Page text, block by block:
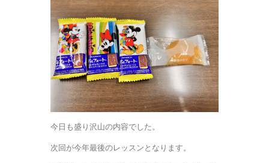
今日も盛り沢山の内容でした。
次回が今年最後のレッスンとなります。